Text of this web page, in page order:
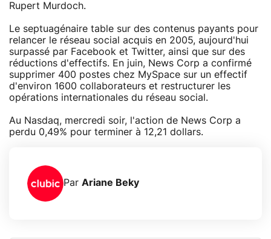
Rupert Murdoch.
Le septuagénaire table sur des contenus payants pour
relancer le réseau social acquis en 2005, aujourd'hui
surpassé par Facebook et Twitter, ainsi que sur des
réductions d'effectifs. En juin, News Corp a confirmé
supprimer 400 postes chez MySpace sur un effectif
d'environ 1600 collaborateurs et restructurer les
opérations internationales du réseau social.
Au Nasdaq, mercredi soir, l'action de News Corp a
perdu 0,49% pour terminer à 12,21 dollars.
Par Ariane Beky